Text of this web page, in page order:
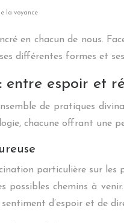
la voyance
en chacun de nous.
différentes formes et
entre espoir et
de pratiques
chacune offrant une
particulière sur
possibles chemins à
d’espoir et de